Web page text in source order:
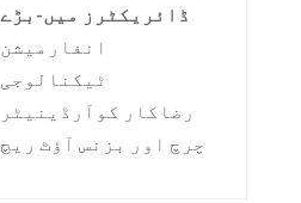
ڈائریکٹرز میں-بڑے
انفارمیشن
ٹیکنالوجی
رضاکار کوآرڈینیٹر
چرچ اور بزنس آؤٹ ریچ